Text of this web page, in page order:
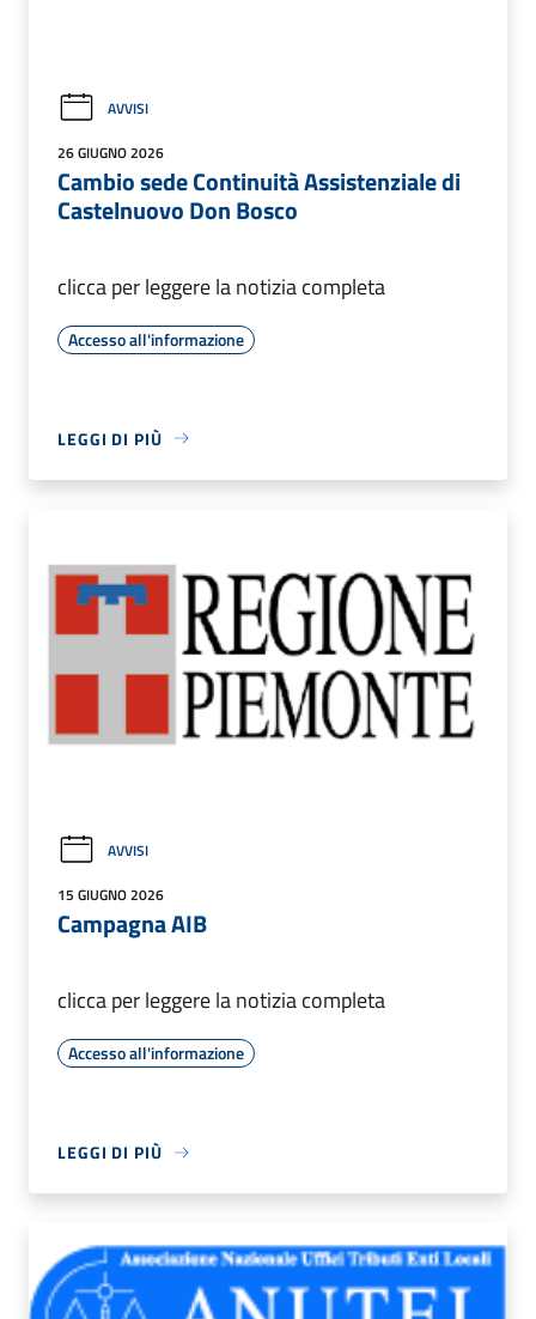
AVVISI
26 GIUGNO 2026
Cambio sede Continuità Assistenziale di
Castelnuovo Don Bosco
clicca per leggere la notizia completa
Accesso all'informazione
LEGGI DI PIÙ
AVVISI
15 GIUGNO 2026
Campagna AIB
clicca per leggere la notizia completa
Accesso all'informazione
LEGGI DI PIÙ